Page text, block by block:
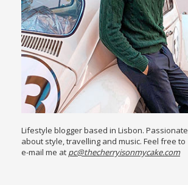
Lifestyle blogger based in Lisbon. Passionate
about style, travelling and music. Feel free to
e-mail me at pc@thecherryisonmycake.com